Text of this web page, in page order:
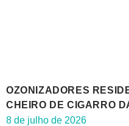
OZONIZADORES
CHEIRO DE CIGARRO
8 de julho de 2026